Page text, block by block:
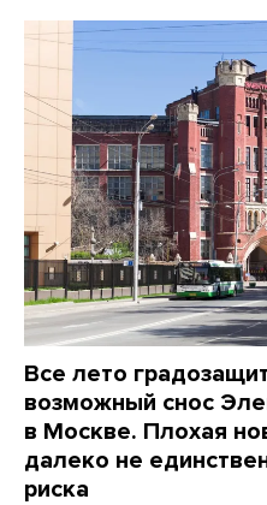
Все лето
возможный снос
в Москве. Плохая
далеко не
риска